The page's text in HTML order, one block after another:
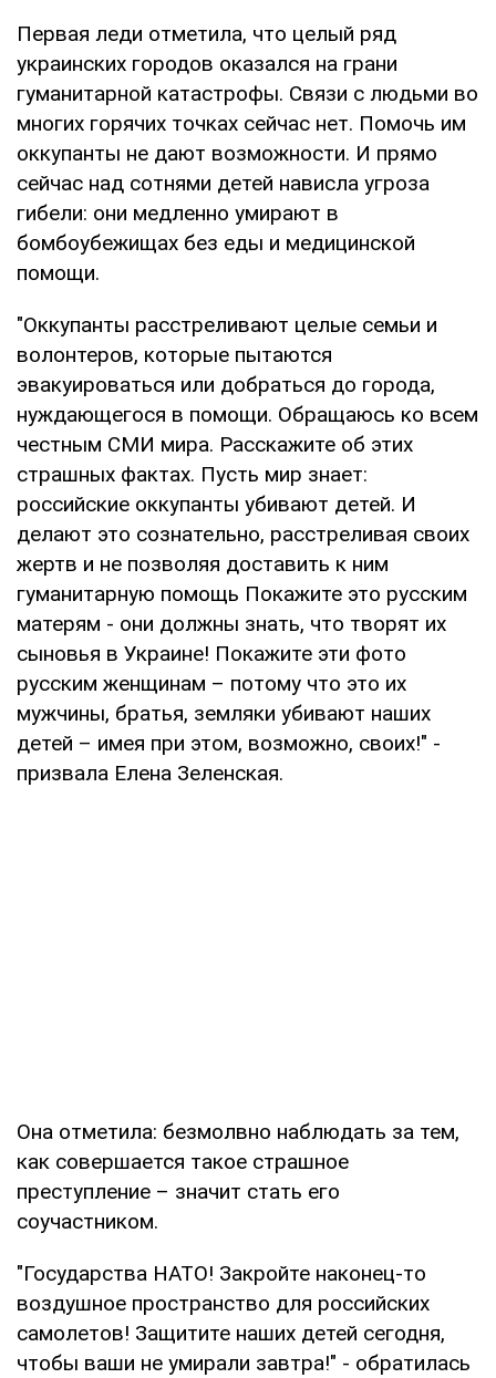
Первая леди отметила, что целый ряд
украинских городов оказался на грани
гуманитарной катастрофы. Связи с людьми во
многих горячих точках сейчас нет. Помочь им
оккупанты не дают возможности. И прямо
сейчас над сотнями детей нависла угроза
гибели: они медленно умирают в
бомбоубежищах без еды и медицинской
помощи.
"Оккупанты расстреливают целые семьи и
волонтеров, которые пытаются
эвакуироваться или добраться до города,
нуждающегося в помощи. Обращаюсь ко всем
честным СМИ мира. Расскажите об этих
страшных фактах. Пусть мир знает:
российские оккупанты убивают детей. И
делают это сознательно, расстреливая своих
жертв и не позволяя доставить к ним
гуманитарную помощь Покажите это русским
матерям - они должны знать, что творят их
сыновья в Украине! Покажите эти фото
русским женщинам – потому что это их
мужчины, братья, земляки убивают наших
детей – имея при этом, возможно, своих!" -
призвала Елена Зеленская.
Она отметила: безмолвно наблюдать за тем,
как совершается такое страшное
преступление – значит стать его
соучастником.
"Государства НАТО! Закройте наконец-то
воздушное пространство для российских
самолетов! Защитите наших детей сегодня,
чтобы ваши не умирали завтра!" - обратилась